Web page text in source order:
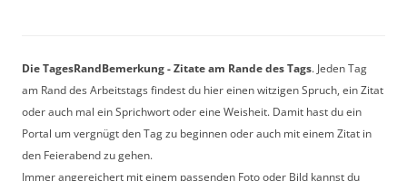
Die TagesRandBemerkung - Zitate am Rande des Tags. Jeden Tag
am Rand des Arbeitstags findest du hier einen witzigen Spruch, ein Zitat
oder auch mal ein Sprichwort oder eine Weisheit. Damit hast du ein
Portal um vergnügt den Tag zu beginnen oder auch mit einem Zitat in
den Feierabend zu gehen.
Immer angereichert mit einem passenden Foto oder Bild kannst du